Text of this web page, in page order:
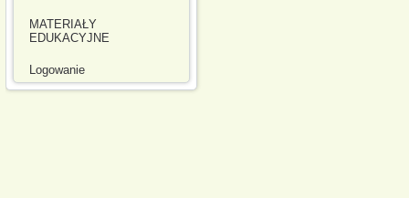
MATERIAŁY
EDUKACYJNE
Logowanie